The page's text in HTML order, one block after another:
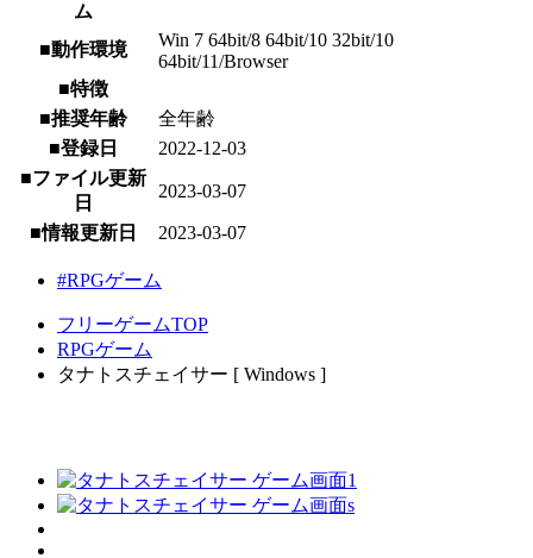
ム
■動作環境
Win 7 64bit/8 64bit/10 32bit/10
64bit/11/Browser
■特徴
■推奨年齢
全年齢
■登録日
2022-12-03
■ファイル更新
日
2023-03-07
■情報更新日 2023-03-07
#RPGゲーム
フリーゲームTOP
RPGゲーム
タナトスチェイサー [ Windows ]